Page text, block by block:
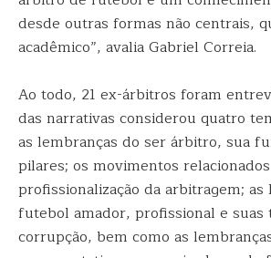
desde outras formas não centrais,
acadêmico”, avalia Gabriel Correia.
Ao todo, 21 ex-árbitros foram
das narrativas considerou quatro
as lembranças do ser árbitro, sua
pilares; os movimentos
profissionalização da arbitragem; as
futebol amador, profissional e suas
corrupção, bem como as